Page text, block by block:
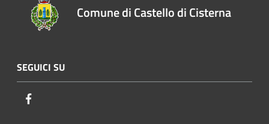
Comune di Castello di Cisterna
SEGUICI SU